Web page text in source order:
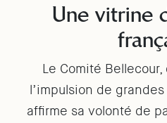
Une vitrine
Le Comité
l’impulsion de
affirme sa volonté de